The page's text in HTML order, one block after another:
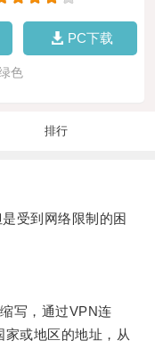
PC下载
色
排行
受到网络限制的困
写，通过VPN连
或地区的地址，从